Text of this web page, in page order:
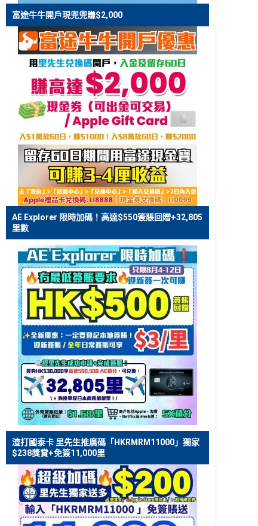
富途牛牛開戶現兜兜賺$2,000
AE Explorer 限時加碼！高達$550簽賬回贈+32,805
里數
渣打國泰卡 里先生推廣碼「HKRMRM11000」獨家
$238獎賞+免簽11,000里